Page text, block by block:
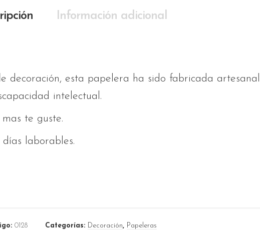
Información adicional
decoración, esta papelera ha sido fabricada
intelectual.
te guste.
laborables.
0128 Categorías: Decoración, Papeleras